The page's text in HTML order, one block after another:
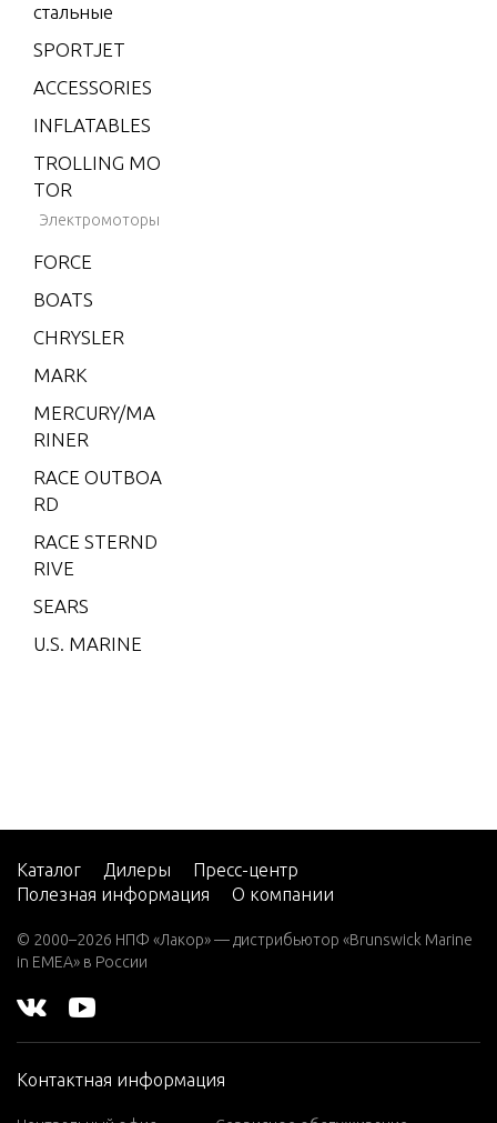
стальные
SPORTJET
ACCESSORIES
INFLATABLES
TROLLING MO
TOR
Электромоторы
FORCE
BOATS
CHRYSLER
MARK
MERCURY/MA
RINER
RACE OUTBOA
RD
RACE STERND
RIVE
SEARS
U.S. MARINE
Каталог Дилеры
Пресс-центр
Полезная информация
О компании
© 2000–2026 НПФ «Лакор» — дистрибьютор «Brunswick Marine
in EMEA» в России
Контактная информация